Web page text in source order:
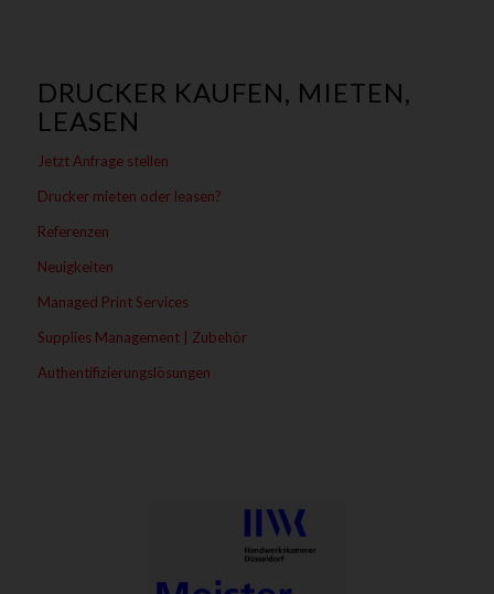
DRUCKER KAUFEN, MIETEN,
LEASEN
Jetzt Anfrage stellen
Drucker mieten oder leasen?
Referenzen
Neuigkeiten
Managed Print Services
Supplies Management | Zubehör
Authentifizierungslösungen